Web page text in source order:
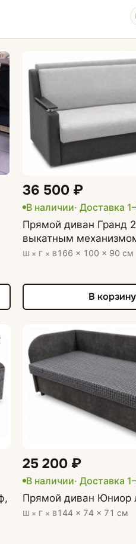
Диваны по типу
Кухонные диваны
Маленькие диваны
Большие диваны
Со съемным чехлом
На металлокаркасе
Журнальные столики
36 500 ₽
В наличии· Доставка
Прямой диван Гранд
выкатным
Ш × Г × В166 × 100 × 90 см
В корзину
25 200 ₽
В наличии· Доставка
Прямой диван Юниор
Ш × Г × В144 × 74 × 71 см